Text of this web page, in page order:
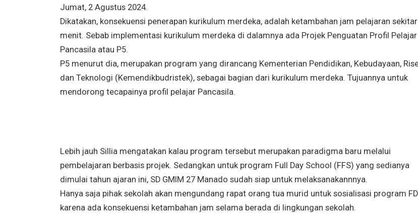
Jumat, 2 Agustus 2024.
Dikatakan, konsekuensi penerapan kurikulum merdeka, adalah ketambahan jam pelajaran
menit. Sebab implementasi kurikulum merdeka di dalamnya ada Projek Penguatan Profil Pelajar
Pancasila atau P5.
P5 menurut dia, merupakan program yang dirancang Kementerian Pendidikan, Kebudayaan,
dan Teknologi (Kemendikbudristek), sebagai bagian dari kurikulum merdeka. Tujuannya untuk
mendorong tecapainya profil pelajar Pancasila.
Lebih jauh Sillia mengatakan kalau program tersebut merupakan paradigma baru melalui
pembelajaran berbasis projek. Sedangkan untuk program Full Day School (FFS) yang sedianya
dimulai tahun ajaran ini, SD GMIM 27 Manado sudah siap untuk melaksanakannnya.
Hanya saja pihak sekolah akan mengundang rapat orang tua murid untuk sosialisasi program
karena ada konsekuensi ketambahan jam selama berada di lingkungan sekolah.